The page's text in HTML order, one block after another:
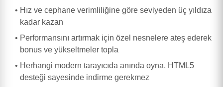
Hız ve cephane verimliliğine göre seviyeden üç yıldıza
kadar kazan
Performansını artırmak için özel nesnelere ateş ederek
bonus ve yükseltmeler topla
Herhangi modern tarayıcıda anında oyna, HTML5
desteği sayesinde indirme gerekmez